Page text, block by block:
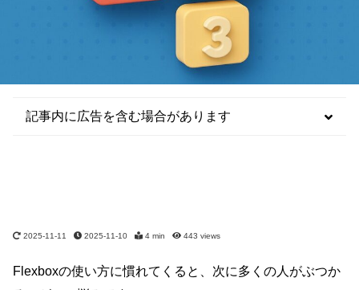
2025-11-11 2025-11-10 4 min 443 views
記事内に広告を含む場合があります
Flexboxの使い方に慣れてくると、次に多くの人がぶつか